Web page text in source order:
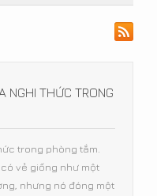
NGHI THỨC TRONG
trong phòng tắm.
vẻ giống như một
nhưng nó đóng một